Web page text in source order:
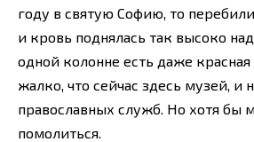
году в святую Софию, то
и кровь поднялась так высоко
одной колонне есть даже красная
жалко, что сейчас здесь музей, и
православных служб. Но хотя
помолиться.